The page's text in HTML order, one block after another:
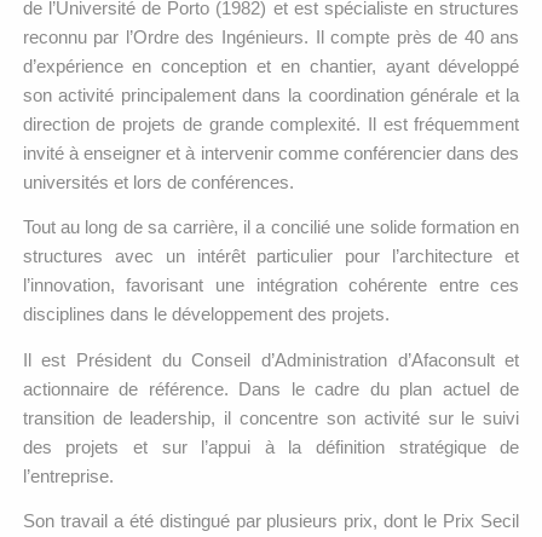
de l’Université de Porto (1982) et est spécialiste en structures
reconnu par l’Ordre des Ingénieurs. Il compte près de 40 ans
d’expérience en conception et en chantier, ayant développé
son activité principalement dans la coordination générale et la
direction de projets de grande complexité. Il est fréquemment
invité à enseigner et à intervenir comme conférencier dans des
universités et lors de conférences.
Tout au long de sa carrière, il a concilié une solide formation en
structures avec un intérêt particulier pour l’architecture et
l’innovation, favorisant une intégration cohérente entre ces
disciplines dans le développement des projets.
Il est Président du Conseil d’Administration d’Afaconsult et
actionnaire de référence. Dans le cadre du plan actuel de
transition de leadership, il concentre son activité sur le suivi
des projets et sur l’appui à la définition stratégique de
l’entreprise.
Son travail a été distingué par plusieurs prix, dont le Prix Secil